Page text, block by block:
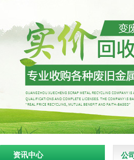
资讯中心 公